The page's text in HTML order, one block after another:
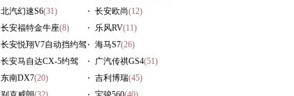
北汽幻速S6(31) 长安欧尚(12)
长安福特金牛座(8) 乐风RV(11)
长安悦翔V7自动挡约驾
(9)
海马S7(26)
长安马自达CX-5约驾
(10)
广汽传祺GS4(51)
东南DX7(20) 吉利博瑞(45)